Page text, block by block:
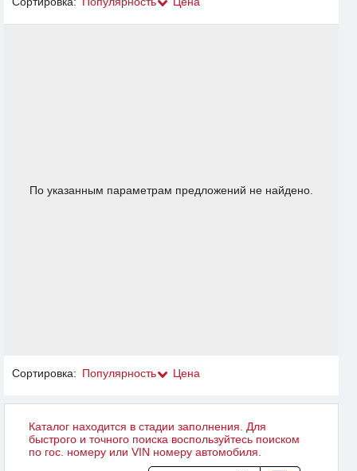
По указанным параметрам предложений не найдено.
Сортировка: Популярность Цена
Каталог находится в стадии заполнения. Для
быстрого и точного поиска воспользуйтесь поиском
по гос. номеру или VIN номеру автомобиля.